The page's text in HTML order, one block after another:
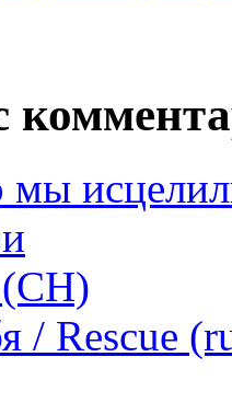
мы
(СН)
/ Rescue